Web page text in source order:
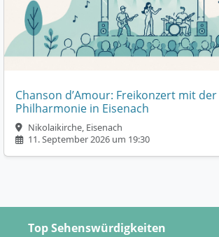
Chanson d’Amour: Freikonzert mit
Philharmonie in Eisenach
Nikolaikirche, Eisenach
11. September 2026 um 19:30
Top Sehenswürdigkeiten